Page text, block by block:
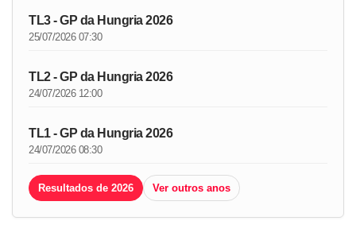
TL3 - GP da Hungria 2026
25/07/2026 07:30
TL2 - GP da Hungria 2026
24/07/2026 12:00
TL1 - GP da Hungria 2026
24/07/2026 08:30
Resultados de 2026 Ver outros anos